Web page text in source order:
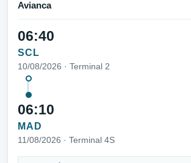
Avianca
06:40
SCL
10/08/2026 · Terminal 2
06:10
MAD
11/08/2026 · Terminal 4S